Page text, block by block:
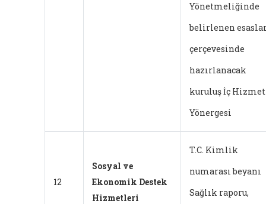
Yönetmeliğinde
belirlenen
çerçevesinde
hazırlanacak
kuruluş İç Hizmet
Yönergesi
12
Sosyal ve
Ekonomik Destek
Hizmetleri
T.C. Kimlik
numarası beyanı
Sağlık raporu,